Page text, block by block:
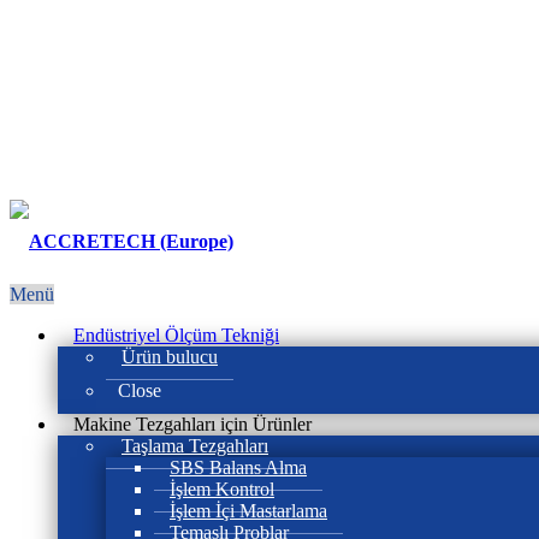
Menü
Endüstriyel Ölçüm Tekniği
Ürün bulucu
Close
Makine Tezgahları için Ürünler
Taşlama Tezgahları
SBS Balans Alma
İşlem Kontrol
İşlem İçi Mastarlama
Temaslı Problar